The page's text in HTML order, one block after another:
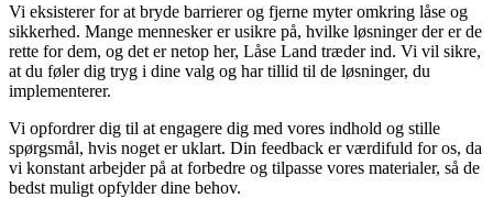
Vi eksisterer for at bryde barrierer og fjerne myter omkring låse og
sikkerhed. Mange mennesker er usikre på, hvilke løsninger der er de
rette for dem, og det er netop her, Låse Land træder ind. Vi vil sikre,
at du føler dig tryg i dine valg og har tillid til de løsninger, du
implementerer.
Vi opfordrer dig til at engagere dig med vores indhold og stille
spørgsmål, hvis noget er uklart. Din feedback er værdifuld for os, da
vi konstant arbejder på at forbedre og tilpasse vores materialer, så de
bedst muligt opfylder dine behov.